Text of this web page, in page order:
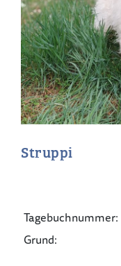
VEREIN
SPENDEN
Struppi
Tagebuchnummer:
Grund: